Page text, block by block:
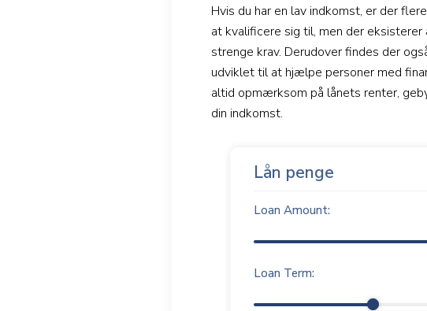
Hvis du har en lav indkomst, er der
at kvalificere sig til, men der eksisterer
strenge krav. Derudover findes der
udviklet til at hjælpe personer med
altid opmærksom på lånets renter,
din indkomst.
Lån penge
Loan Amount:
Loan Term: